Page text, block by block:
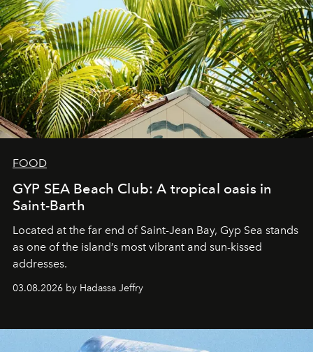
FOOD
GYP SEA Beach Club: A tropical oasis in
Saint-Barth
Located at the far end of Saint-Jean Bay, Gyp Sea stands
as one of the island’s most vibrant and sun-kissed
addresses.
03.08.2026 by Hadassa Jeffry